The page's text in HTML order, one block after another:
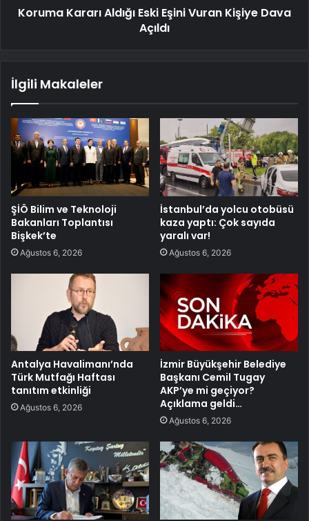
Koruma Kararı Aldığı Eski Eşini Vuran Kişiye Dava
Açıldı
İlgili Makaleler
ŞİÖ Bilim ve Teknoloji
Bakanları Toplantısı
Bişkek’te
Ağustos 6, 2026
İstanbul’da yolcu otobüsü
kaza yaptı: Çok sayıda
yaralı var!
Ağustos 6, 2026
Antalya Havalimanı’nda
Türk Mutfağı Haftası
tanıtım etkinliği
Ağustos 6, 2026
İzmir Büyükşehir Belediye
Başkanı Cemil Tugay
AKP’ye mi geçiyor?
Açıklama geldi…
Ağustos 6, 2026